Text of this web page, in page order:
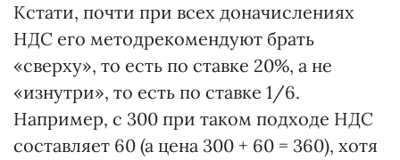
Кстати, почти при всех доначислениях
НДС его методрекомендуют брать
«сверху», то есть по ставке 20%, а не
«изнутри», то есть по ставке 1/6.
Например, с 300 при таком подходе НДС
составляет 60 (а цена 300 + 60 = 360), хотя